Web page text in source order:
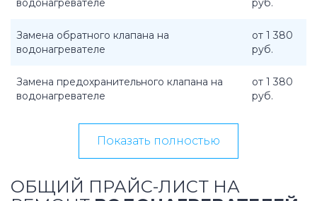
Замена обратного клапана на
водонагревателе
от 1 380
руб.
Замена предохранительного клапана на
водонагревателе
от 1 380
руб.
Показать полностью
ОБЩИЙ ПРАЙС-ЛИСТ НА